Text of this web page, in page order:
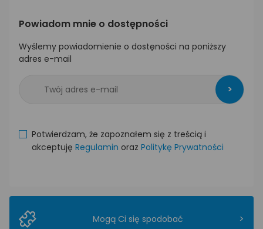
Powiadom mnie o dostępności
Wyślemy powiadomienie o dostęności na poniższy
adres e-mail
>
Potwierdzam, że zapoznałem się z treścią i
akceptuję Regulamin oraz Politykę Prywatności
Mogą Ci się spodobać >